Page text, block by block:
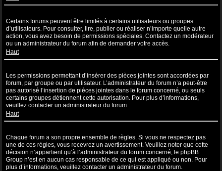
Certains forums peuvent être limités à certains utilisateurs ou groupes
d’utilisateurs. Pour consulter, lire, publier ou réaliser n’importe quelle autre
action, vous avez besoin de permissions spéciales. Contactez un modérateur
ou un administrateur du forum afin de demander votre accès.
Haut
Les permissions permettant d’insérer des pièces jointes sont accordées par
forum, par groupe ou par utilisateur. L’administrateur du forum n’a peut-être
pas autorisé l’insertion de pièces jointes dans le forum concerné, ou seuls
certains groupes détiennent cette autorisation. Pour plus d’informations,
veuillez contacter un administrateur du forum.
Haut
Chaque forum a son propre ensemble de règles. Si vous ne respectez pas
une de ces règles, vous recevrez un avertissement. Veuillez noter que cette
décision n’appartient qu’à l’administrateur du forum concerné, le phpBB
Group n’est en aucun cas responsable de ce qui est appliqué ou non. Pour
plus d’informations, veuillez contacter un administrateur du forum.